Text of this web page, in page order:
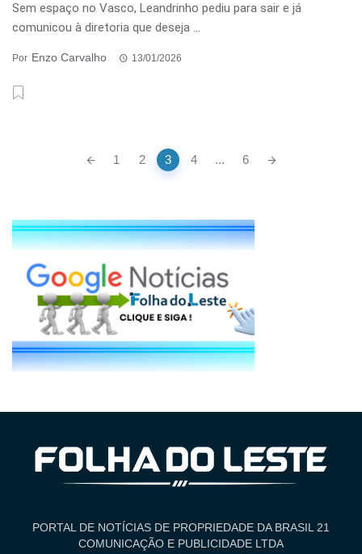
Sem espaço no Vasco, Leandrinho pediu para sair e já
comunicou à diretoria que deseja ...
Por Enzo Carvalho 13/01/2026
1 2 3 4 ... 6
PORTAL DE NOTÍCIAS DE PROPRIEDADE DA BRASIL 21
COMUNICAÇÃO E PUBLICIDADE LTDA